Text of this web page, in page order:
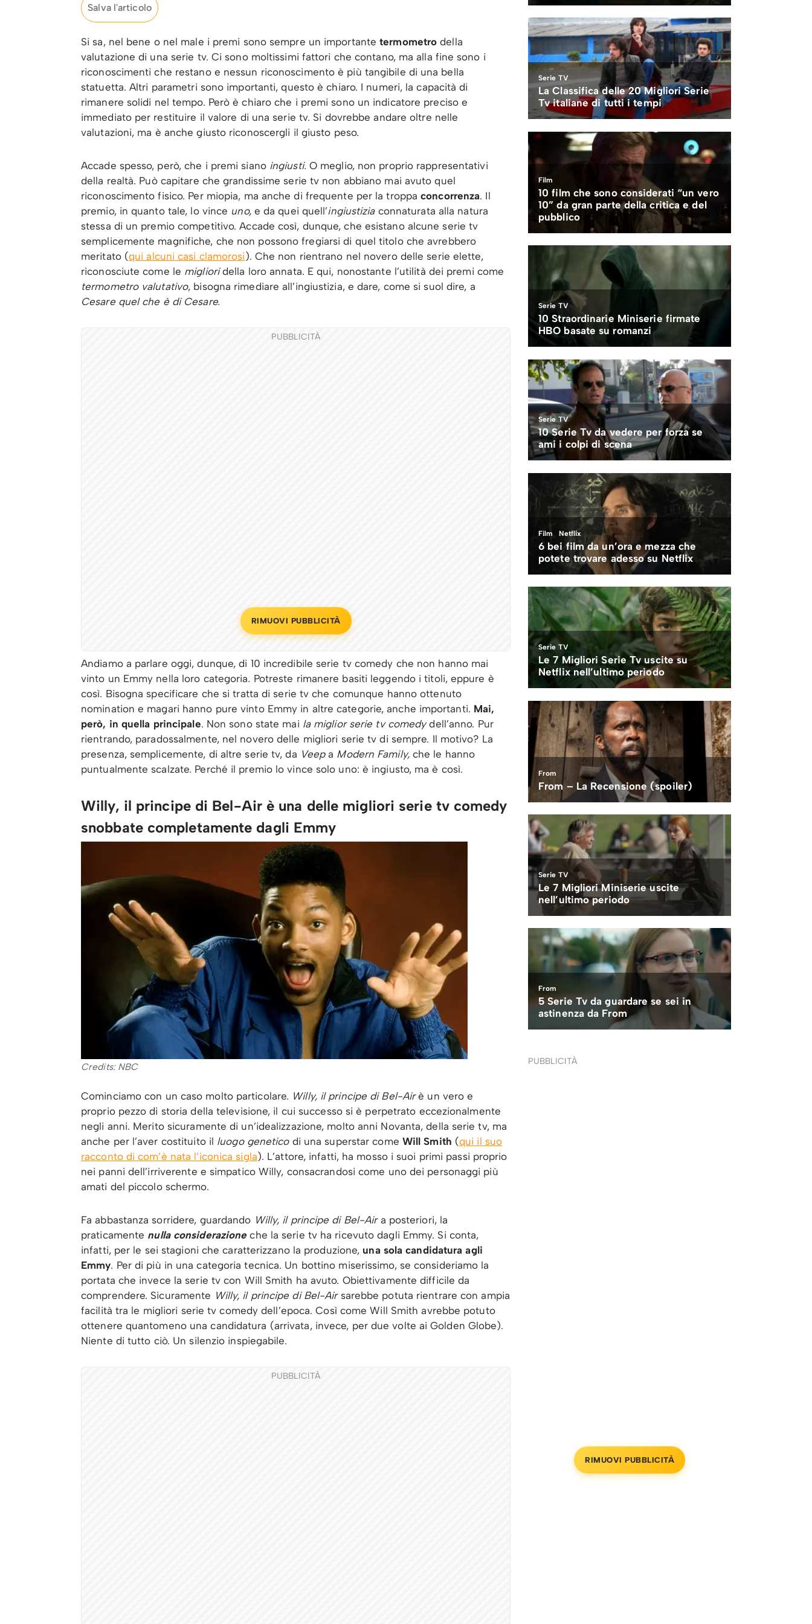
Salva l'articolo
Si sa, nel bene o nel male i premi sono sempre un importantetermometro della
valutazione di una serie tv. Ci sono moltissimi fattori che contano, ma alla fine sono i
riconoscimenti che restano e nessun riconoscimento è più tangibile di una bella
statuetta. Altri parametri sono importanti, questo è chiaro. I numeri, la capacità di
rimanere solidi nel tempo. Però è chiaro che i premi sono un indicatore preciso e
immediato per restituire il valore di una serie tv. Si dovrebbe andare oltre nelle
valutazioni, ma è anche giusto riconoscergli il giusto peso.
Accade spesso, però, che i premi siano ingiusti. O meglio, non proprio rappresentativi
della realtà. Può capitare che grandissime serie tv non abbiano mai avuto quel
riconoscimento fisico. Per miopia, ma anche di frequente per la troppaconcorrenza. Il
premio, in quanto tale, lo vince uno, e da quei quell’ingiustizia connaturata alla natura
stessa di un premio competitivo. Accade così, dunque, che esistano alcune serie tv
semplicemente magnifiche, che non possono fregiarsi di quel titolo che avrebbero
meritato (qui alcuni casi clamorosi). Che non rientrano nel novero delle serie elette,
riconosciute come le miglioridella loro annata. E qui, nonostante l’utilità dei premi come
termometro valutativo, bisogna rimediare all’ingiustizia, e dare, come si suol dire, a
Cesare quel che è di Cesare.
PUBBLICITÀ
RIMUOVI PUBBLICITÀ
Andiamo a parlare oggi, dunque, di 10 incredibile serie tv comedy che non hanno mai
vinto un Emmy nella loro categoria. Potreste rimanere basiti leggendo i titoli, eppure è
così. Bisogna specificare che si tratta di serie tv che comunque hanno ottenuto
nomination e magari hanno pure vinto Emmy in altre categorie, anche importanti. Mai,
però, in quella principale. Non sono state mai la miglior serie tv comedydell’anno. Pur
rientrando, paradossalmente, nel novero delle migliori serie tv di sempre. Il motivo? La
presenza, semplicemente, di altre serie tv, da Veepa Modern Family, che le hanno
puntualmente scalzate. Perché il premio lo vince solo uno: è ingiusto, ma è così.
Willy, il principe di Bel-Air è una delle migliori serie tv comedy
snobbate completamente dagli Emmy
Credits: NBC
Cominciamo con un caso molto particolare. Willy, il principe di Bel-Airè un vero e
proprio pezzo di storia della televisione, il cui successo si è perpetrato eccezionalmente
negli anni. Merito sicuramente di un’idealizzazione, molto anni Novanta, della serie tv, ma
anche per l’aver costituito il luogo genetico di una superstar come Will Smith (qui il suo
racconto di com’è nata l’iconica sigla). L’attore, infatti, ha mosso i suoi primi passi proprio
nei panni dell’irriverente e simpatico Willy, consacrandosi come uno dei personaggi più
amati del piccolo schermo.
Fa abbastanza sorridere, guardando Willy, il principe di Bel-Aira posteriori, la
praticamente nulla considerazioneche la serie tv ha ricevuto dagli Emmy. Si conta,
infatti, per le sei stagioni che caratterizzano la produzione, una sola candidatura agli
Emmy. Per di più in una categoria tecnica. Un bottino miserissimo, se consideriamo la
portata che invece la serie tv con Will Smith ha avuto. Obiettivamente difficile da
comprendere. Sicuramente Willy, il principe di Bel-Airsarebbe potuta rientrare con ampia
facilità tra le migliori serie tv comedy dell’epoca. Così come Will Smith avrebbe potuto
ottenere quantomeno una candidatura (arrivata, invece, per due volte ai Golden Globe).
Niente di tutto ciò. Un silenzio inspiegabile.
PUBBLICITÀ
PUBBLICITÀ
RIMUOVI PUBBLICITÀ